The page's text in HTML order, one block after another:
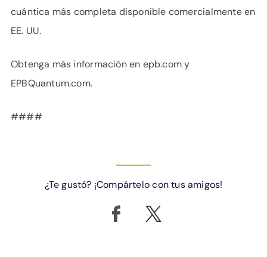
cuántica más completa disponible comercialmente en
EE. UU.
Obtenga más información en epb.com y
EPBQuantum.com.
####
¿Te gustó? ¡Compártelo con tus amigos!